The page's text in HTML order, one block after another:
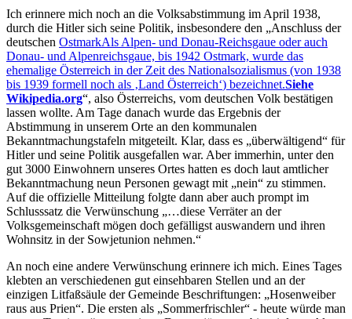
Ich erinnere mich noch an die Volksabstimmung im April 1938,
durch die Hitler sich seine Politik, insbesondere den
Anschluss der
deutschen OstmarkAls Alpen- und Donau-Reichsgaue oder auch
Donau- und Alpenreichsgaue, bis 1942 Ostmark, wurde das
ehemalige Österreich in der Zeit des Nationalsozialismus (von 1938
bis 1939 formell noch als Land Österreich ) bezeichnet.Siehe
Wikipedia.org , also Österreichs, vom deutschen Volk bestätigen
lassen wollte. Am Tage danach wurde das Ergebnis der
Abstimmung in unserem Orte an den kommunalen
Bekanntmachungstafeln mitgeteilt. Klar, dass es
überwältigend
für
Hitler und seine Politik ausgefallen war. Aber immerhin, unter den
gut 3000 Einwohnern unseres Ortes hatten es doch laut amtlicher
Bekanntmachung neun Personen gewagt mit
nein
zu stimmen.
Auf die offizielle Mitteilung folgte dann aber auch prompt im
Schlusssatz die Verwünschung
…diese Verräter an der
Volksgemeinschaft mögen doch gefälligst auswandern und ihren
Wohnsitz in der Sowjetunion nehmen.
An noch eine andere Verwünschung erinnere ich mich. Eines Tages
klebten an verschiedenen gut einsehbaren Stellen und an der
einzigen Litfaßsäule der Gemeinde Beschriftungen:
Hosenweiber
raus aus Prien . Die ersten als Sommerfrischler
- heute würde man